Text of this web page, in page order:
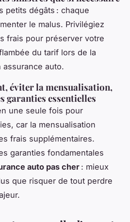
petits dégâts : chaque
le malus. Privilégiez
frais pour préserver votre
du tarif lors de la
assurance auto.
éviter la mensualisation,
garanties essentielles
une seule fois pour
car la mensualisation
frais supplémentaires.
garanties fondamentales
auto pas cher : mieux
que risquer de tout perdre